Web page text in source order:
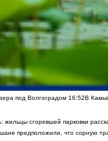
под Волгоградом 16:52В
сгоревшей парковки
предположили, что сорную